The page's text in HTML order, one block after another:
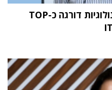
מחקר STKI השנתי: וואן טכנולוגיות דורגה כ-TOP